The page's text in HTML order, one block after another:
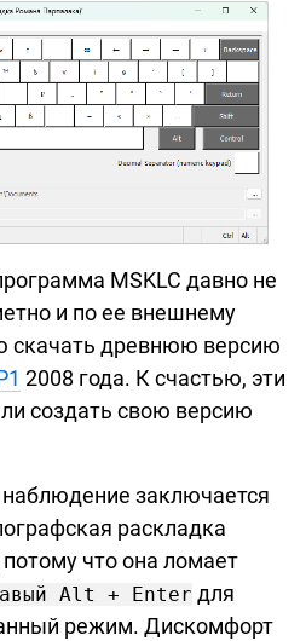
MSKLC давно не
и по ее внешнему
скачать древнюю версию
2008 года. К счастью, эти
создать свою версию
заключается
раскладка
что она ломает
Alt + Enter для
режим. Дискомфорт